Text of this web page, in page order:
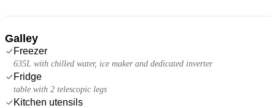
Galley
Freezer
635L with chilled water, ice maker and dedicated inverter
Fridge
table with 2 telescopic legs
Kitchen utensils